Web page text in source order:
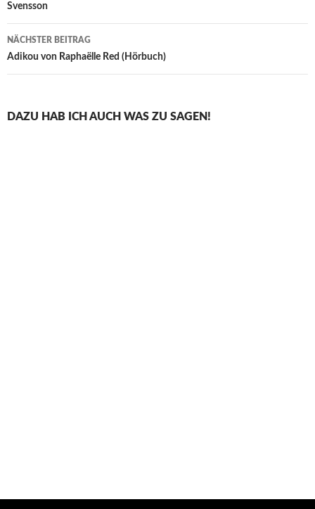
Svensson
NÄCHSTER BEITRAG
Adikou von Raphaëlle Red (Hörbuch)
DAZU HAB ICH AUCH WAS ZU SAGEN!